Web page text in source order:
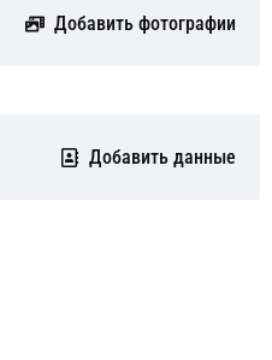
Добавить фотографии
Добавить данные